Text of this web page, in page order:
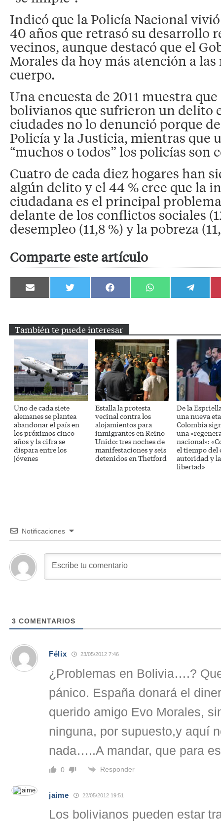
Indicó que la Policía Nacional
40 años que retrasó su desarrollo
vecinos, aunque destacó que el
Morales da hoy más atención a las
cuerpo.
Una encuesta de 2011 muestra que
bolivianos que sufrieron un delito
ciudades no lo denunció porque
Policía y la Justicia, mientras que
“muchos o todos” los policías son
Cuatro de cada diez hogares han
algún delito y el 44 % cree que la
ciudadana es el principal
delante de los conflictos sociales
desempleo (11,8 %) y la pobreza
Comparte este artículo
Compartir
en
Compartir
en
Compartir
en
Compartir
en
Compartir
en
También te puede interesar
Uno de cada siete
alemanes se plantea
abandonar el país en
los próximos cinco
años y la cifra se
dispara entre los
jóvenes
Estalla la protesta
vecinal contra los
alojamientos para
inmigrantes en Reino
Unido: tres noches de
manifestaciones y seis
detenidos en Thetford
De la
una nueva
Colombia
una
nacional»:
el tiempo del
autoridad y la
libertad»
Notificaciones
3 COMENTARIOS
Félix 23/05/2012 7:46
¿Problemas en Bolivia….?
pánico. España donará el
querido amigo Evo Morales,
ninguna, por supuesto,y aquí
nada…..A mandar, que para
0 Responder
jaime 22/05/2012 19:51
Los bolivianos pueden estar